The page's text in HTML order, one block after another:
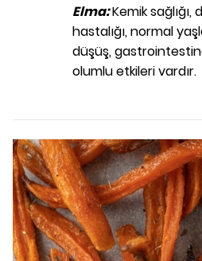
Elma:Kemik
hastalığı, normal
düşüş,
olumlu etkileri vardır.